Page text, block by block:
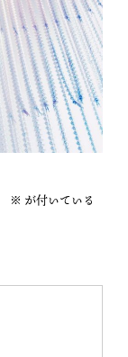
※ が付いている